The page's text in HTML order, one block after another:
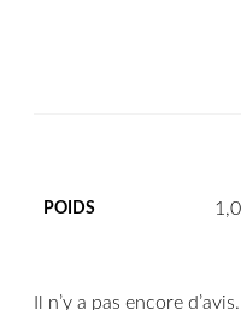
POIDS
Il n’y a pas encore d’avis.